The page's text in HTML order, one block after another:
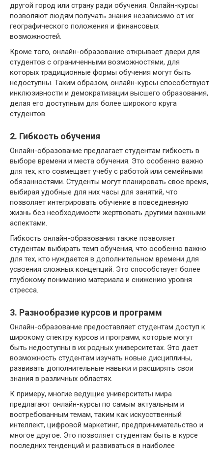
другой город или страну ради обучения. Онлайн-курсы
позволяют людям получать знания независимо от их
географического положения и финансовых
возможностей.
Кроме того, онлайн-образование открывает двери для
студентов с ограниченными возможностями, для
которых традиционные формы обучения могут быть
недоступны. Таким образом, онлайн-курсы способствуют
инклюзивности и демократизации высшего образования,
делая его доступным для более широкого круга
студентов.
2. Гибкость обучения
Онлайн-образование предлагает студентам гибкость в
выборе времени и места обучения. Это особенно важно
для тех, кто совмещает учебу с работой или семейными
обязанностями. Студенты могут планировать свое время,
выбирая удобные для них часы для занятий, что
позволяет интегрировать обучение в повседневную
жизнь без необходимости жертвовать другими важными
аспектами.
Гибкость онлайн-образования также позволяет
студентам выбирать темп обучения, что особенно важно
для тех, кто нуждается в дополнительном времени для
усвоения сложных концепций. Это способствует более
глубокому пониманию материала и снижению уровня
стресса.
3. Разнообразие курсов и программ
Онлайн-образование предоставляет студентам доступ к
широкому спектру курсов и программ, которые могут
быть недоступны в их родных университетах. Это дает
возможность студентам изучать новые дисциплины,
развивать дополнительные навыки и расширять свои
знания в различных областях.
К примеру, многие ведущие университеты мира
предлагают онлайн-курсы по самым актуальным и
востребованным темам, таким как искусственный
интеллект, цифровой маркетинг, предпринимательство и
многое другое. Это позволяет студентам быть в курсе
последних тенденций и развиваться в наиболее